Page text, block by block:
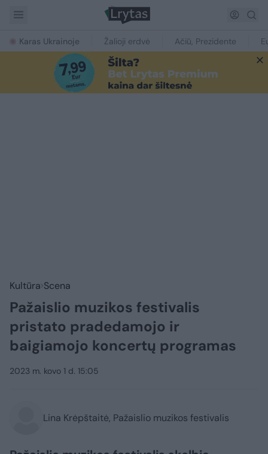
Karas Ukrainoje Žalioji erdvė Ačiū, Prezidente
Kultūra Scena
Pažaislio muzikos festivalis
pristato pradedamojo ir
baigiamojo koncertų programas
2023 m. kovo 1 d. 15:05
Lina Krėpštaitė, Pažaislio muzikos festivalis